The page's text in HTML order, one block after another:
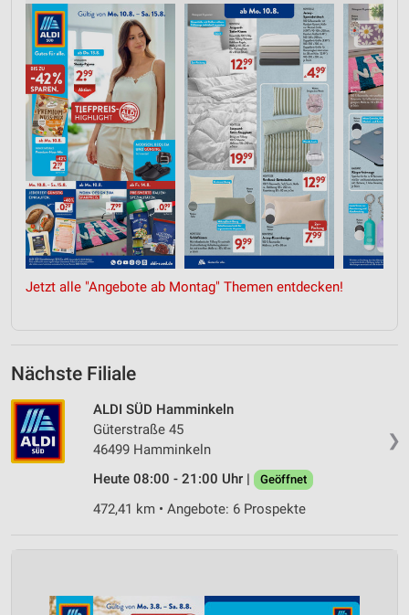
Jetzt alle "Angebote ab Montag" Themen entdecken!
Nächste Filiale
❯
ALDI SÜD Hamminkeln
Güterstraße 45
46499 Hamminkeln
Heute 08:00 - 21:00 Uhr |
Geöffnet
472,41 km • Angebote: 6 Prospekte